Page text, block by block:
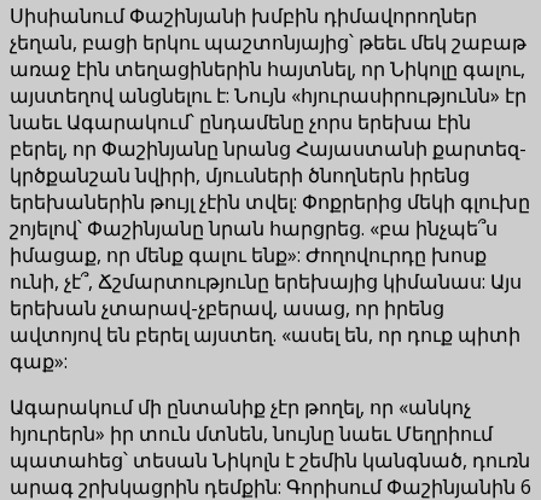
Սիսիանում Փաշինյանի խմբին դիմավորողներ
չեղան, բացի երկու պաշտոնյայից՝ թեեւ մեկ շաբաթ
առաջ էին տեղացիներին հայտնել, որ Նիկոլը գալու,
այստեղով անցնելու է: Նույն «հյուրասիրությունն» էր
նաեւ Ագարակում՝ ընդամենը չորս երեխա էին
բերել, որ Փաշինյանը նրանց Հայաստանի քարտեզ-
կրծքանշան նվիրի, մյուսների ծնողներն իրենց
երեխաներին թույլ չէին տվել: Փոքրերից մեկի գլուխը
շոյելով՝ Փաշինյանը նրան հարցրեց. «բա ինչպե՞ս
իմացաք, որ մենք գալու ենք»: Ժողովուրդը խոսք
ունի, չէ՞, Ճշմարտությունը երեխայից կիմանաս: Այս
երեխան չտարավ-չբերավ, ասաց, որ իրենց
ավտոյով են բերել այստեղ. «ասել են, որ դուք պիտի
գաք»:
Ագարակում մի ընտանիք չէր թողել, որ «անկոչ
հյուրերն» իր տուն մտնեն, նույնը նաեւ Մեղրիում
պատահեց՝ տեսան Նիկոլն է շեմին կանգնած, դուռն
արագ շրխկացրին դեմքին: Գորիսում Փաշինյանին 6